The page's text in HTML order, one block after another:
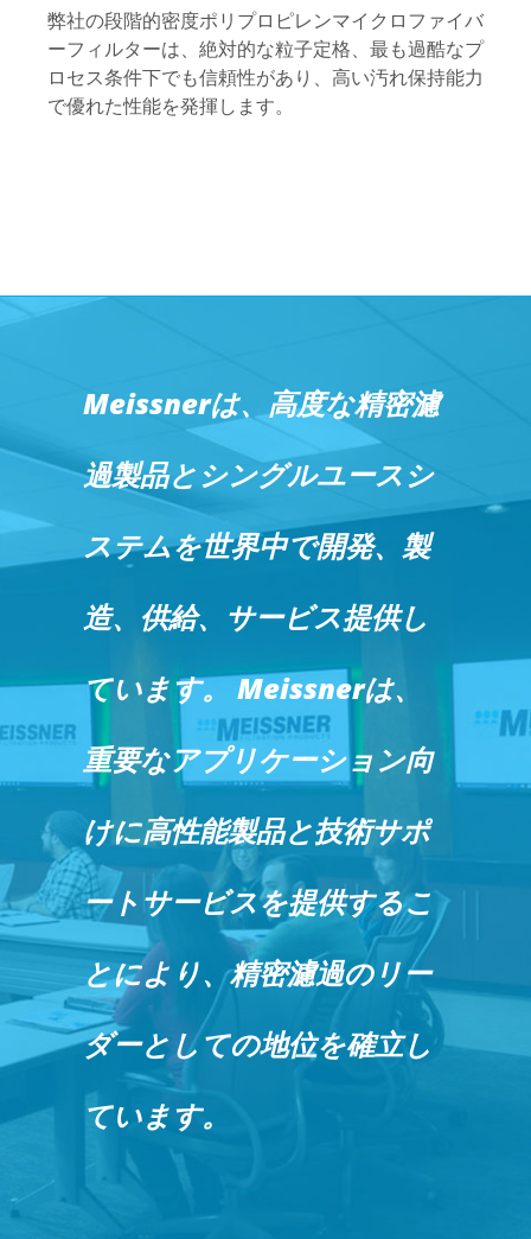
弊社の段階的密度ポリプロピレンマイクロファイバ
ーフィルターは、絶対的な粒子定格、最も過酷なプ
ロセス条件下でも信頼性があり、高い汚れ保持能力
で優れた性能を発揮します。
Meissnerは、高度な精密濾
過製品とシングルユースシ
ステムを世界中で開発、製
造、供給、サービス提供し
ています。 Meissnerは、
重要なアプリケーション向
けに高性能製品と技術サポ
ートサービスを提供するこ
とにより、精密濾過のリー
ダーとしての地位を確立し
ています。